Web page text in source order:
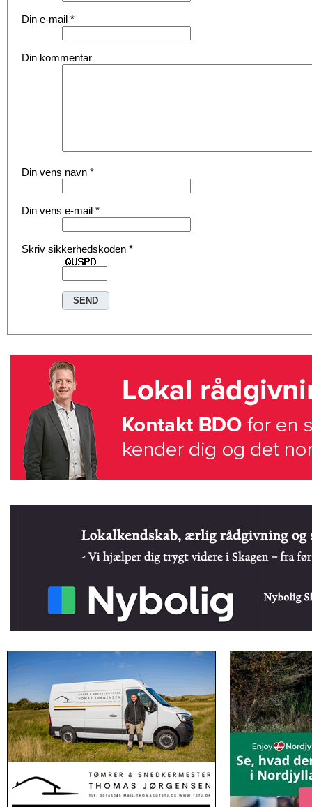
Din e-mail *
Din kommentar
Din vens navn *
Din vens e-mail *
Skriv sikkerhedskoden *